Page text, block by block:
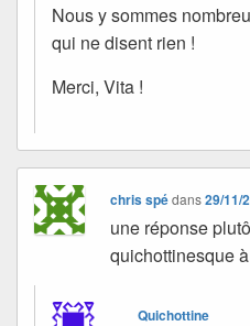
Nous y sommes
qui ne disent rien !
Merci, Vita !
chris spédans29/11/
une réponse
quichottinesque
Quichottine